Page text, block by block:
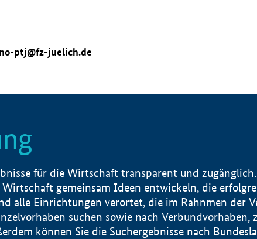
ptj@fz-juelich.de
für die Wirtschaft transparent und
gemeinsam Ideen entwickeln, die
alle Einrichtungen verortet, die im Rahnmen der
suchen sowie nach Verbundvorhaben,
können Sie die Suchergebnisse nach